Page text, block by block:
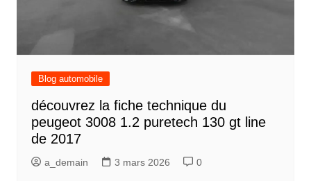
Blog automobile
découvrez la fiche technique du
peugeot 3008 1.2 puretech 130 gt line
de 2017
a_demain 3 mars 2026 0